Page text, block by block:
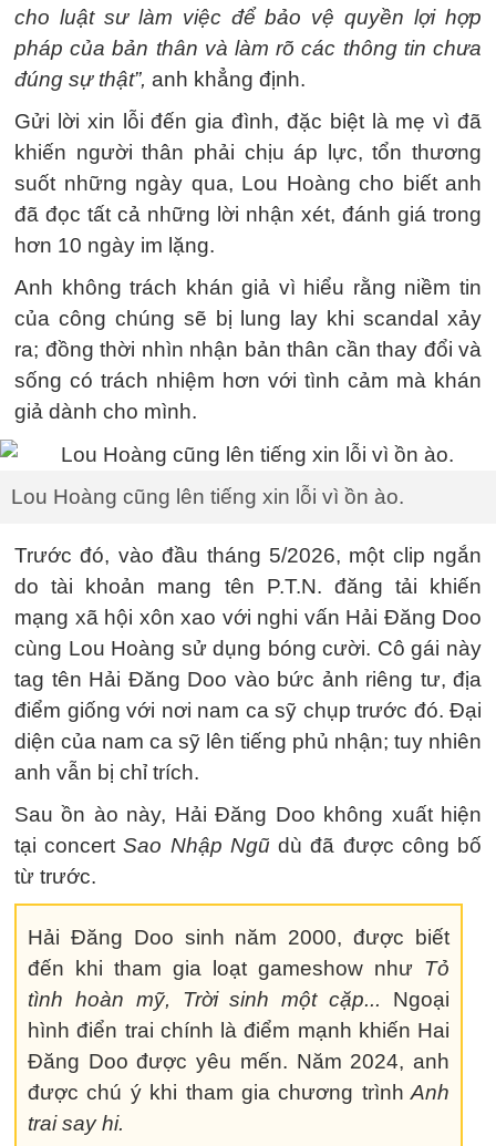
cho luật sư làm việc để bảo vệ quyền lợi hợp
pháp của bản thân và làm rõ các thông tin chưa
đúng sự thật”, anh khẳng định.
Gửi lời xin lỗi đến gia đình, đặc biệt là mẹ vì đã
khiến người thân phải chịu áp lực, tổn thương
suốt những ngày qua, Lou Hoàng cho biết anh
đã đọc tất cả những lời nhận xét, đánh giá trong
hơn 10 ngày im lặng.
Anh không trách khán giả vì hiểu rằng niềm tin
của công chúng sẽ bị lung lay khi scandal xảy
ra; đồng thời nhìn nhận bản thân cần thay đổi và
sống có trách nhiệm hơn với tình cảm mà khán
giả dành cho mình.
Lou Hoàng cũng lên tiếng xin lỗi vì ồn ào.
Trước đó, vào đầu tháng 5/2026, một clip ngắn
do tài khoản mang tên P.T.N. đăng tải khiến
mạng xã hội xôn xao với nghi vấn Hải Đăng Doo
cùng Lou Hoàng sử dụng bóng cười. Cô gái này
tag tên Hải Đăng Doo vào bức ảnh riêng tư, địa
điểm giống với nơi nam ca sỹ chụp trước đó. Đại
diện của nam ca sỹ lên tiếng phủ nhận; tuy nhiên
anh vẫn bị chỉ trích.
Sau ồn ào này, Hải Đăng Doo không xuất hiện
tại concertSao Nhập Ngũ dù đã được công bố
từ trước.
Hải Đăng Doo sinh năm 2000, được biết
đến khi tham gia loạt gameshow như Tỏ
tình hoàn mỹ, Trời sinh một cặp... Ngoại
hình điển trai chính là điểm mạnh khiến Hai
Đăng Doo được yêu mến. Năm 2024, anh
được chú ý khi tham gia chương trình Anh
trai say hi.